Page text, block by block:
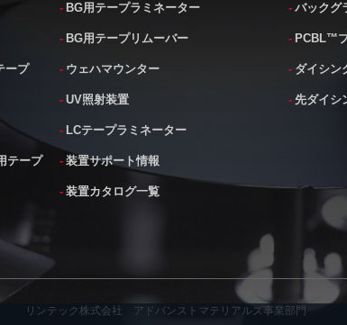
ープ
テープ
BG用テープラミネーター
BG用テープリムーバー
ウェハマウンター
UV照射装置
LCテープラミネーター
装置サポート情報
装置カタログ一覧
バックグ
PCBL™
ダイシン
先ダイシ
リンテック株式会社 アドバンストマテリアルズ事業部門